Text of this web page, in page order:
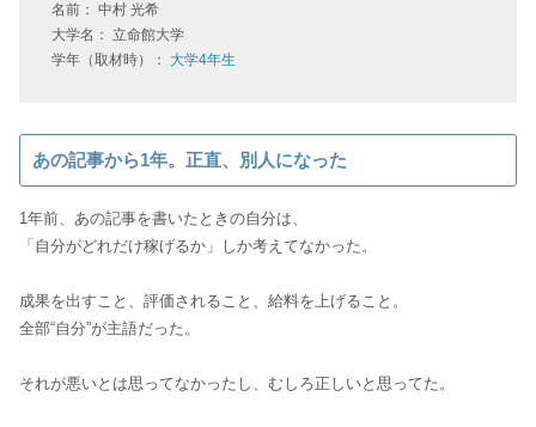
名前： 中村 光希
大学名： 立命館大学
学年（取材時）： 大学4年生
あの記事から1年。正直、別人になった
1年前、あの記事を書いたときの自分は、
「自分がどれだけ稼げるか」しか考えてなかった。
成果を出すこと、評価されること、給料を上げること。
全部“自分”が主語だった。
それが悪いとは思ってなかったし、むしろ正しいと思ってた。